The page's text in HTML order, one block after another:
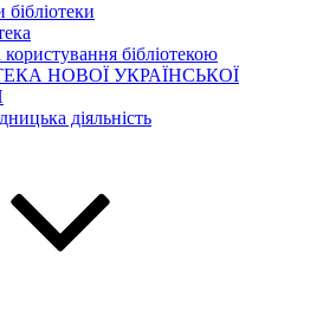
бібліотекою
НОВОЇ УКРАЇНСЬКОЇ
діяльність